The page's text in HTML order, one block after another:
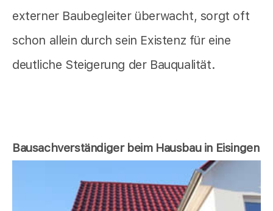
externer Baubegleiter überwacht, sorgt oft
schon allein durch sein Existenz für eine
deutliche Steigerung der Bauqualität.
Bausachverständiger beim Hausbau in Eisingen